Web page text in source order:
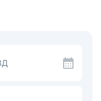
различных
стандартным